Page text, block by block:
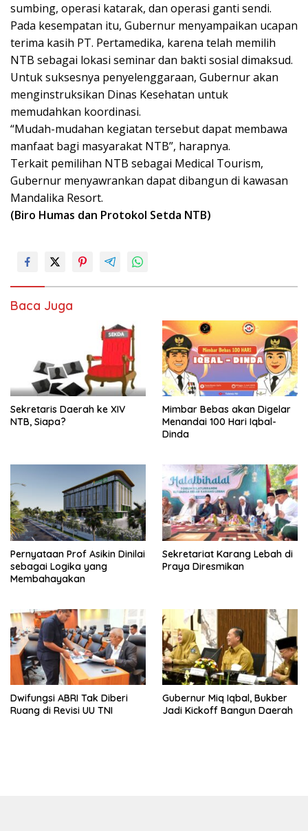
sumbing, operasi katarak, dan operasi ganti sendi.
Pada kesempatan itu, Gubernur menyampaikan ucapan
terima kasih PT. Pertamedika, karena telah memilih
NTB sebagai lokasi seminar dan bakti sosial dimaksud.
Untuk suksesnya penyelenggaraan, Gubernur akan
menginstruksikan Dinas Kesehatan untuk
memudahkan koordinasi.
“Mudah-mudahan kegiatan tersebut dapat membawa
manfaat bagi masyarakat NTB”, harapnya.
Terkait pemilihan NTB sebagai Medical Tourism,
Gubernur menyawrankan dapat dibangun di kawasan
Mandalika Resort.
(Biro Humas dan Protokol Setda NTB)
Baca Juga
Sekretaris Daerah ke XIV
NTB, Siapa?
Mimbar Bebas akan Digelar
Menandai 100 Hari Iqbal-
Dinda
Pernyataan Prof Asikin Dinilai
sebagai Logika yang
Membahayakan
Sekretariat Karang Lebah di
Praya Diresmikan
Dwifungsi ABRI Tak Diberi
Ruang di Revisi UU TNI
Gubernur Miq Iqbal, Bukber
Jadi Kickoff Bangun Daerah